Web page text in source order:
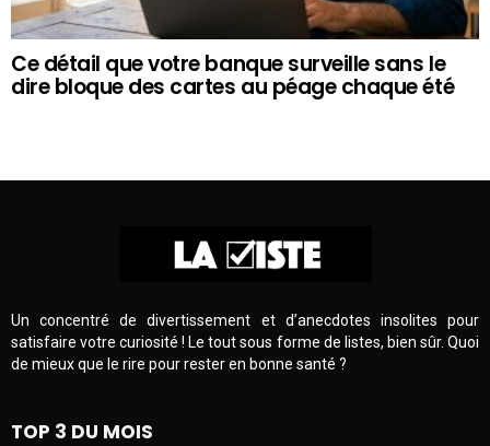
Ce détail que votre banque surveille sans le
dire bloque des cartes au péage chaque été
Un concentré de divertissement et d’anecdotes insolites pour
satisfaire votre curiosité ! Le tout sous forme de listes, bien sûr. Quoi
de mieux que le rire pour rester en bonne santé ?
TOP 3 DU MOIS